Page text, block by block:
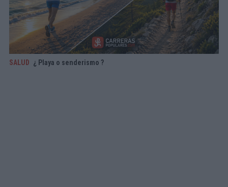
SALUD ¿ Playa o senderismo ?